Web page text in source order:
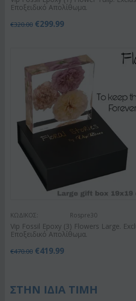
Εποξειδικό Απολίθωμα.
€320.00 €299.99
ΚΩΔΙΚΟΣ: Rospre30
Vip Fossil Epoxy (3) Flowers Large.
Εποξειδικό Απολίθωμα.
€470.00 €419.99
ΣΤΗΝ ΙΔΙΑ ΤΙΜΗ